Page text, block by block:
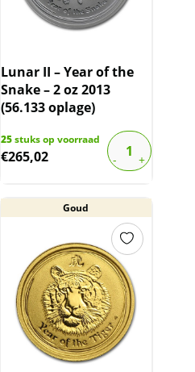
Lunar II – Year of the
Snake – 2 oz 2013
(56.133 oplage)
25stuks op voorraad
€265,02
Goud